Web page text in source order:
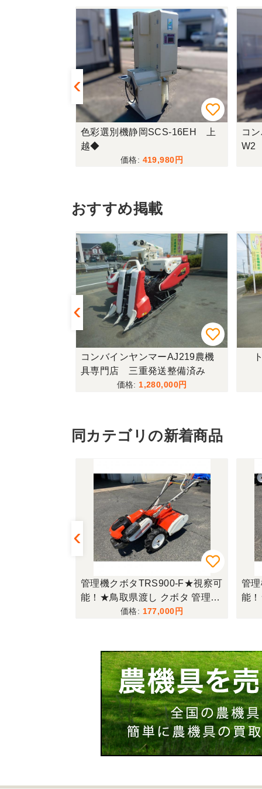
色彩選別機静岡SCS-16EH 上
越◆
419,980
コ
W2
おすすめ掲載
コンバインヤンマーAJ219農機
具専門店 三重発送整備済み
1,280,000
同カテゴリの新着商品
管理機クボタTRS900-F★視察可
能！★鳥取県渡し クボタ 管理機
TRS900-F 7馬力 ガソリン 耕運
177,000
管
能